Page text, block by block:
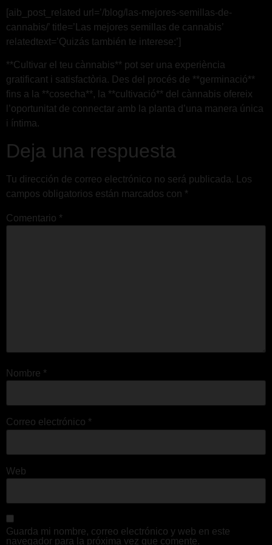
[aib_post_related url=’/blog/las-mejores-semillas-de-
cannabis/’ title=’Las mejores semillas de cannabis’
relatedtext=’Quizás también te interese:’]
**Cultivar el teu cànnabis** pot ser una experiència
gratificant i satisfactòria. Des del procés de **germinació**
fins a la **cosecha**, la **cultivació** del cànnabis ofereix
l’oportunitat de connectar amb la planta d’una manera única
i íntima.
Deja una respuesta
Tu dirección de correo electrónico no será publicada. Los
campos obligatorios están marcados con *
Comentario *
Nombre *
Correo electrónico *
Web
Guarda mi nombre, correo electrónico y web en este
navegador para la próxima vez que comente.